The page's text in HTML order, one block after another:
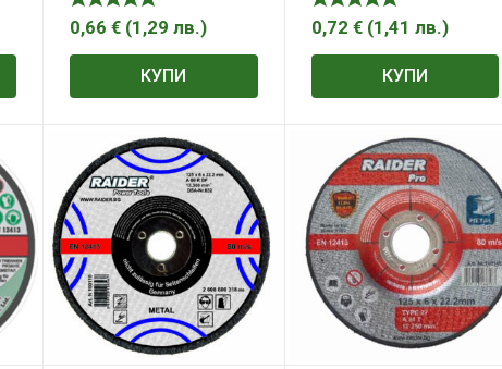
0,66 € (1,29 лв.)
КУПИ
0,72 € (1,41 лв.)
КУПИ